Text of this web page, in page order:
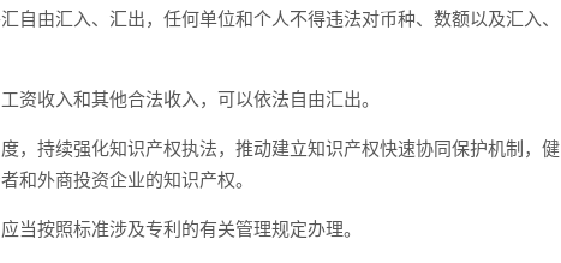
由汇入、汇出，任何单位和个人不得违法对币种、数额以及汇入、
收入和其他合法收入，可以依法自由汇出。
持续强化知识产权执法，推动建立知识产权快速协同保护机制，健
和外商投资企业的知识产权。
当按照标准涉及专利的有关管理规定办理。